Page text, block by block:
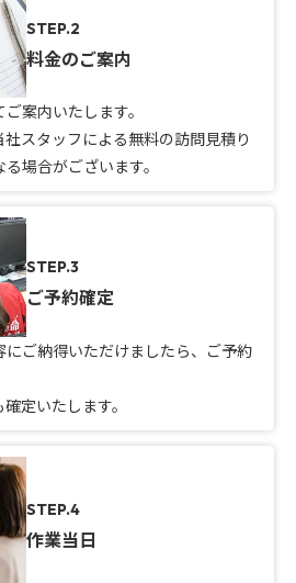
STEP.2
料金のご案内
案内いたします。
スタッフによる無料の訪問見積り
場合がございます。
STEP.3
ご予約確定
にご納得いただけましたら、ご予約
定いたします。
STEP.4
作業当日